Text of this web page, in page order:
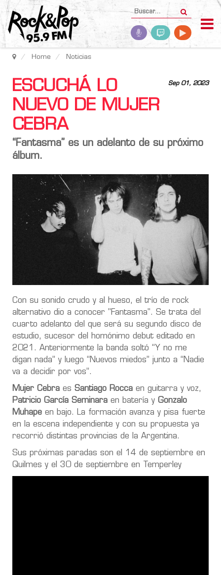
Home Noticias
Sep 01, 2023
ESCUCHÁ LO
NUEVO DE MUJER
CEBRA
“Fantasma” es un adelanto de su próximo
álbum.
Con su sonido crudo y al hueso, el trío de rock
alternativo dio a conocer "Fantasma". Se trata del
cuarto adelanto del que será su segundo disco de
estudio, sucesor del homónimo debut editado en
2021. Anteriormente la banda soltó “Y no me
digan nada” y luego “Nuevos miedos” junto a “Nadie
va a decidir por vos”.
Mujer Cebra es Santiago Rocca en guitarra y voz,
Patricio García Seminara en batería y Gonzalo
Muhape en bajo. La formación avanza y pisa fuerte
en la escena independiente y con su propuesta ya
recorrió distintas provincias de la Argentina.
Sus próximas paradas son el 14 de septiembre en
Quilmes y el 30 de septiembre en Temperley